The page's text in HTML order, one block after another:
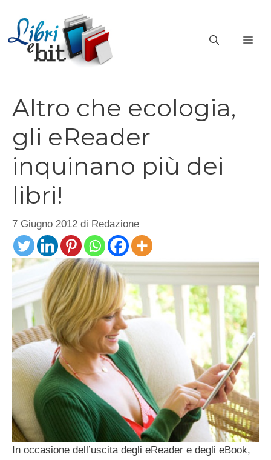
contenuto
Altro che ecologia,
gli eReader
inquinano più dei
libri!
7 Giugno 2012 di Redazione
In occasione dell’uscita degli eReader e degli eBook,